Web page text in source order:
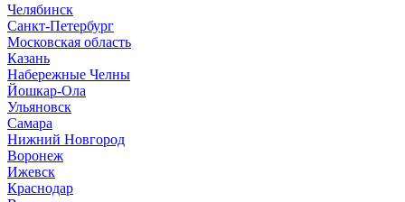
Челябинск
Санкт-Петербург
Московская область
Казань
Набережные Челны
Йошкар-Ола
Ульяновск
Самара
Нижний Новгород
Воронеж
Ижевск
Краснодар